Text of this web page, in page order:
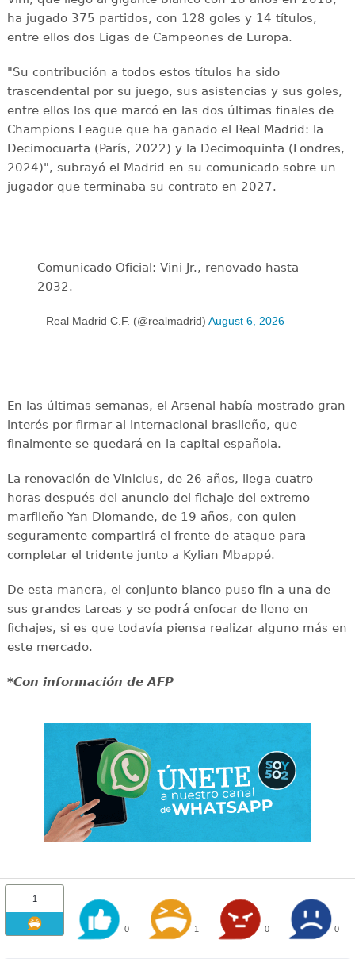
ha jugado 375 partidos, con 128 goles y 14 títulos,
entre ellos dos Ligas de Campeones de Europa.
"Su contribución a todos estos títulos ha sido
trascendental por su juego, sus asistencias y sus goles,
entre ellos los que marcó en las dos últimas finales de
Champions League que ha ganado el Real Madrid: la
Decimocuarta (París, 2022) y la Decimoquinta (Londres,
2024)", subrayó el Madrid en su comunicado sobre un
jugador que terminaba su contrato en 2027.
Comunicado Oficial: Vini Jr., renovado hasta
2032.
— Real Madrid C.F. (@realmadrid) August 6, 2026
En las últimas semanas, el Arsenal había mostrado gran
interés por firmar al internacional brasileño, que
finalmente se quedará en la capital española.
La renovación de Vinicius, de 26 años, llega cuatro
horas después del anuncio del fichaje del extremo
marfileño Yan Diomande, de 19 años, con quien
seguramente compartirá el frente de ataque para
completar el tridente junto a Kylian Mbappé.
De esta manera, el conjunto blanco puso fin a una de
sus grandes tareas y se podrá enfocar de lleno en
fichajes, si es que todavía piensa realizar alguno más en
este mercado.
*Con información de AFP
1
0 1 0 0